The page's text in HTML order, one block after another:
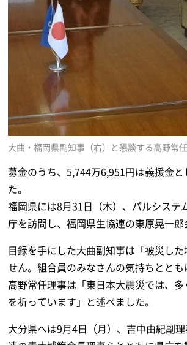
大曲・福岡県副知事（右）と懇談する高野常任
募金のうち、5,744万6,951円は義援金
た。
福岡県には8月31日（木）、パルシステ
庁を訪問し、福岡県生協連の東原晃一
目録を手にした大曲副知事は「被災し
せん。組合員のみなさんの気持ちとと
高野常任理事は「東日本大震災では、
を祈っています」と述べました。
大分県へは9月4日（月）、吉中由紀副